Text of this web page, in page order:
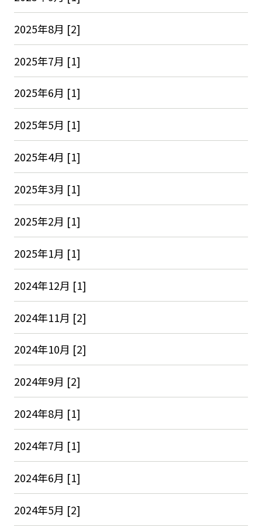
2025年8月 [2]
2025年7月 [1]
2025年6月 [1]
2025年5月 [1]
2025年4月 [1]
2025年3月 [1]
2025年2月 [1]
2025年1月 [1]
2024年12月 [1]
2024年11月 [2]
2024年10月 [2]
2024年9月 [2]
2024年8月 [1]
2024年7月 [1]
2024年6月 [1]
2024年5月 [2]